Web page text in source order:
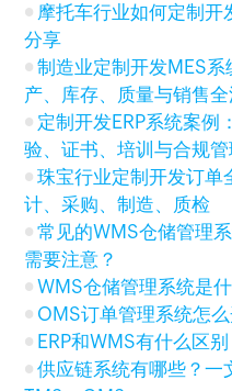
摩托车行业如何定制开
分享
制造业定制开发MES
产、库存、质量与销售全
定制开发ERP系统案例
验、证书、培训与合规管
珠宝行业定制开发订单
计、采购、制造、质检
常见的WMS仓储管理
需要注意？
WMS仓储管理系统是
OMS订单管理系统怎
ERP和WMS有什么区别
供应链系统有哪些？一